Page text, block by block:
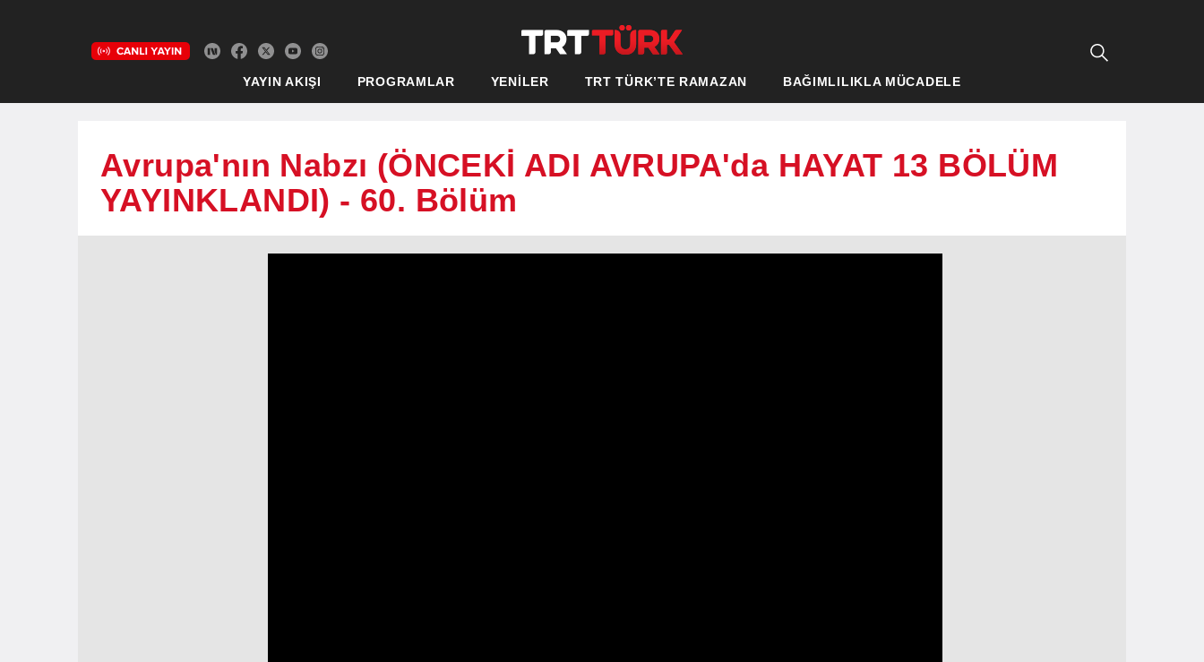
YAYIN AKIŞI PROGRAMLAR YENİLER TRT TÜRK’TE RAMAZAN BAĞIMLILIKLA MÜCADELE
Avrupa'nın Nabzı (ÖNCEKİ ADI AVRUPA'da HAYAT 13 BÖLÜM
YAYINKLANDI) - 60. Bölüm